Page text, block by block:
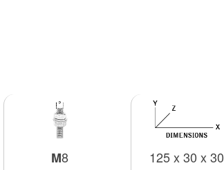
M8 125 x 30 x 30